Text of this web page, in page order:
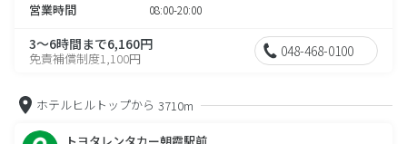
営業時間 08:00-20:00
3～6時間まで6,160円
免責補償制度1,100円 048-468-0100
ホテルヒルトップから 3710m